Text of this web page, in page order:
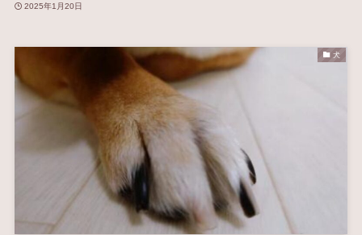
2025年1月20日
犬